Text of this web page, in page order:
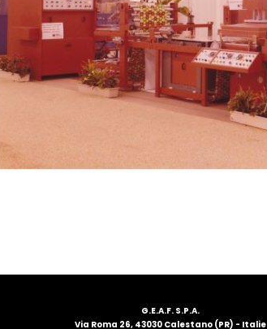
G.E.A.F. S.P.A.
Via Roma 26, 43030 Calestano (PR) - Italie